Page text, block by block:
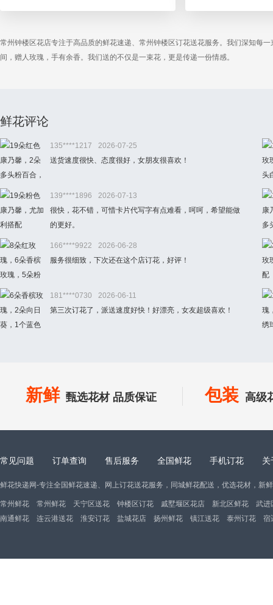
常州钟楼区花店专注于高品质的鲜花速递、常州钟楼区订花送花服务。我们深知每
间，赠人玫瑰，手有余香。我们送的不仅是一束花，更是传递一份情感。
鲜花评论
135****1217
2026-07-25
送货速度很快、态度很好，女朋友很喜欢！
139****1896
2026-07-13
很快，花不错，可惜卡片代写字有点难看，呵呵，希望能做
的更好。
166****9922
2026-06-28
服务很细致，下次还在这个店订花，好评！
181****0730
2026-06-11
第三次订花了，派送速度好快！好漂亮，女友超级喜欢！
新鲜 甄选花材 品质保证 包装 高级
常见问题 订单查询 售后服务 全国鲜花 手机订花 关
鲜花快递网-专注全国鲜花速递、网上订花送花服务，同城鲜花配送，优选花材，新
常州鲜花 常州鲜花 天宁区送花 钟楼区订花 戚墅堰区花店 新北区鲜花
武进
南通鲜花
连云港送花 淮安订花 盐城花店 扬州鲜花 镇江送花 泰州订花 宿